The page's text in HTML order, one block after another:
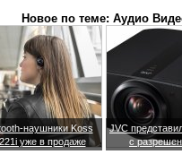
Новое по теме: Аудио
наушники Koss
уже в продаже
JVC
с